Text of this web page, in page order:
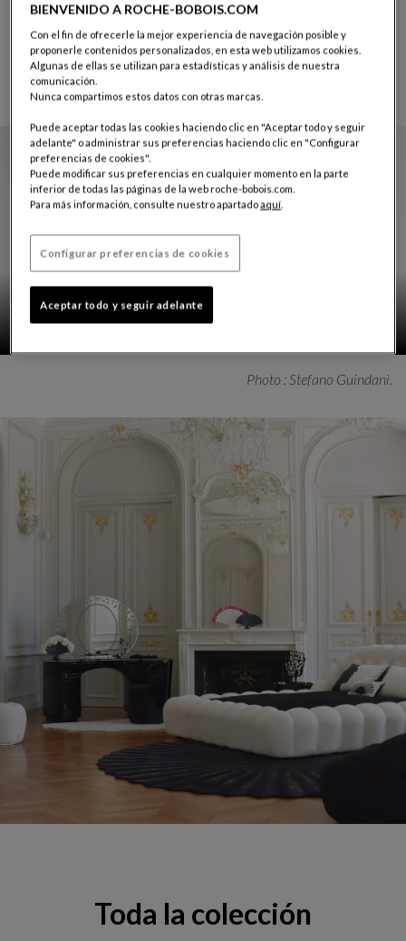
Descubrir la colección
Photo : Stefano Guindani.
Toda la colección
BIENVENIDO A ROCHE-BOBOIS.COM
Con el fin de ofrecerle la mejor experiencia de navegación posible y
proponerle contenidos personalizados, en esta web utilizamos cookies.
Algunas de ellas se utilizan para estadísticas y análisis de nuestra
comunicación.
Nunca compartimos estos datos con otras marcas.
Puede aceptar todas las cookies haciendo clic en "Aceptar todo y seguir
adelante" o administrar sus preferencias haciendo clic en "Configurar
preferencias de cookies".
Puede modificar sus preferencias en cualquier momento en la parte
inferior de todas las páginas de la web roche-bobois.com.
Para más información, consulte nuestro apartadoaquí.
Configurar preferencias de cookies
Aceptar todo y seguir adelante